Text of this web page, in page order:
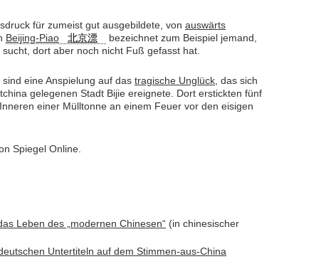
für zumeist gut ausgebildete, von auswärts
Beijing-Piao 北京漂
bezeichnet zum Beispiel jemand,
dort aber noch nicht Fuß gefasst hat.
eine Anspielung auf das tragische Unglück, das sich
gelegenen Stadt Bijie ereignete. Dort erstickten fünf
einer Mülltonne an einem Feuer vor den eisigen
Spiegel Online.
Leben des „modernen Chinesen“ (in chinesischer
Untertiteln auf dem Stimmen-aus-China